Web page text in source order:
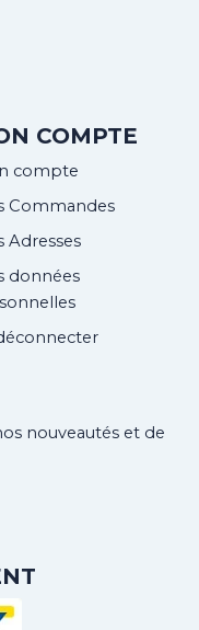
COMPTE
compte
Commandes
Adresses
données
nouveautés et de